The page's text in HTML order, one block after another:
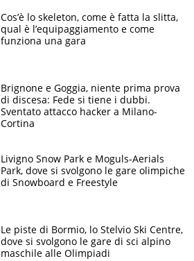
Cos’è lo skeleton, come è fatta la slitta,
qual è l’equipaggiamento e come
funziona una gara
Brignone e Goggia, niente prima prova
di discesa: Fede si tiene i dubbi.
Sventato attacco hacker a Milano-
Cortina
Livigno Snow Park e Moguls-Aerials
Park, dove si svolgono le gare olimpiche
di Snowboard e Freestyle
Le piste di Bormio, lo Stelvio Ski Centre,
dove si svolgono le gare di sci alpino
maschile alle Olimpiadi